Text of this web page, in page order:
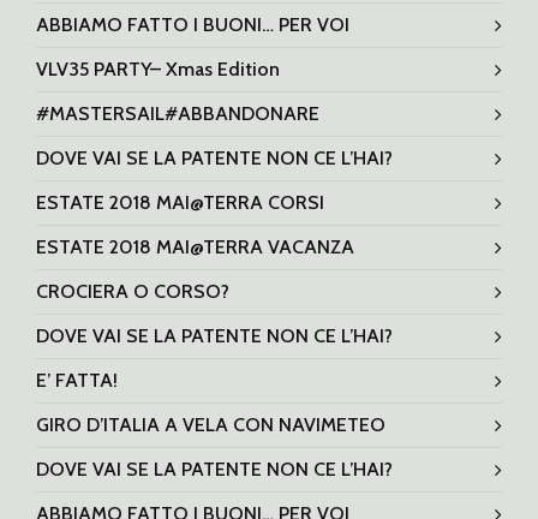
ABBIAMO FATTO I BUONI… PER VOI
VLV35 PARTY– Xmas Edition
#MASTERSAIL#ABBANDONARE
DOVE VAI SE LA PATENTE NON CE L’HAI?
ESTATE 2018 MAI@TERRA CORSI
ESTATE 2018 MAI@TERRA VACANZA
CROCIERA O CORSO?
DOVE VAI SE LA PATENTE NON CE L’HAI?
E’ FATTA!
GIRO D’ITALIA A VELA CON NAVIMETEO
DOVE VAI SE LA PATENTE NON CE L’HAI?
ABBIAMO FATTO I BUONI… PER VOI